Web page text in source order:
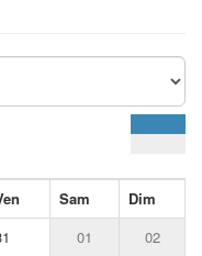
Sam
Dim
01 02